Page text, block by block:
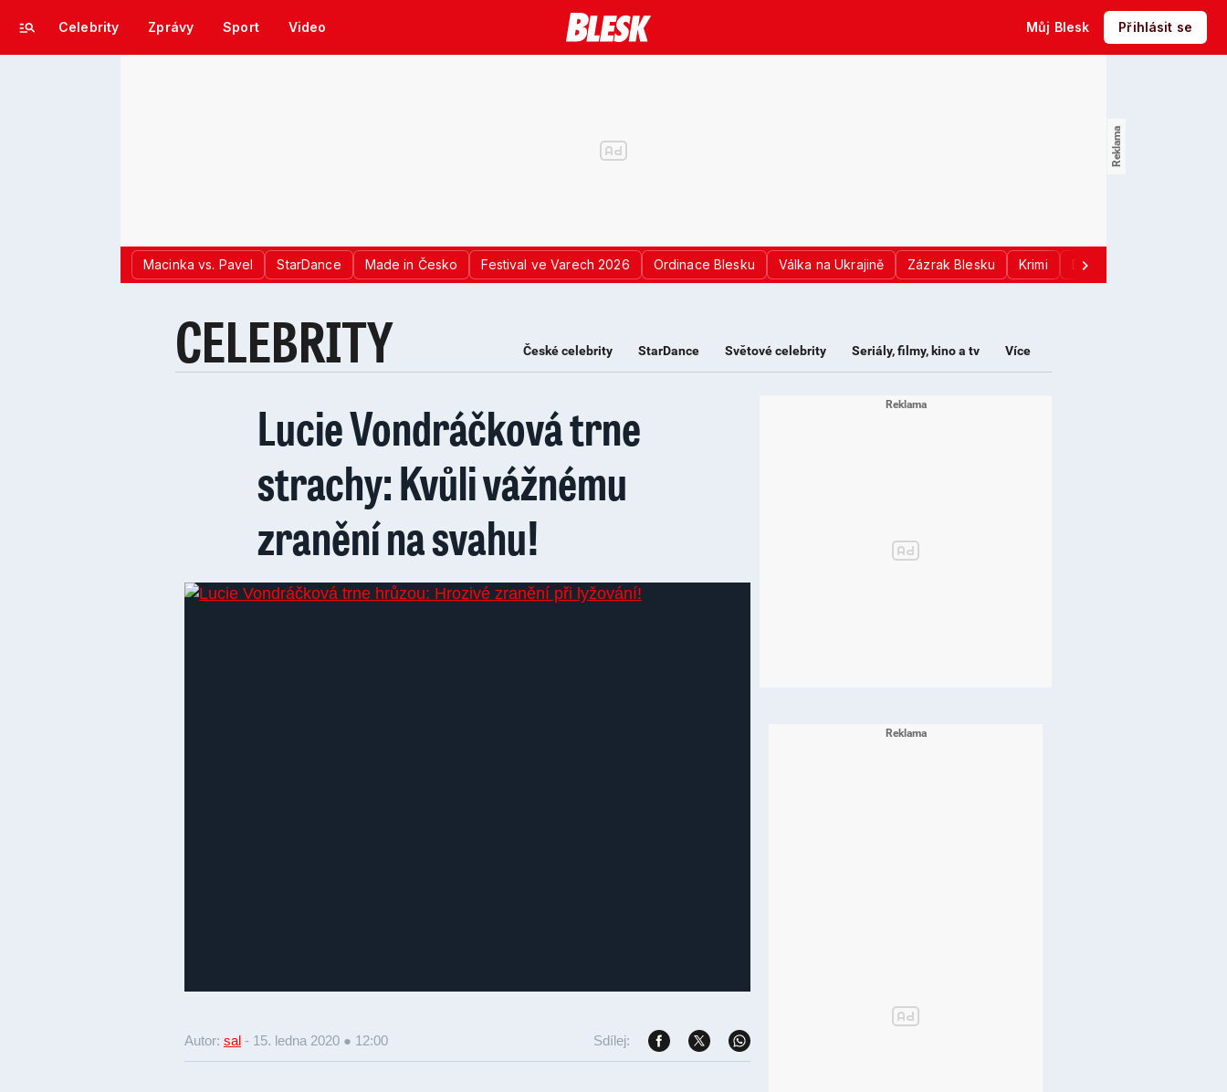
Celebrity Zprávy Sport Video Můj Blesk Přihlásit se
Macinka vs. Pavel StarDance Made in Česko Festival ve Varech 2026 Ordinace Blesku Válka na Ukrajině Zázrak Blesku Krimi Donald Trump
CELEBRITY České celebrity StarDance Světové celebrity Seriály, filmy, kino a tv Více
Lucie Vondráčková trne
strachy: Kvůli vážnému
zranění na svahu!
Autor: sal - 15. ledna 2020 ● 12:00 Sdílej: